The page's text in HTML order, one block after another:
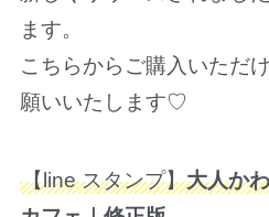
ます。
こちらからご購入いただ
願いいたします♡
【line スタンプ】大人か